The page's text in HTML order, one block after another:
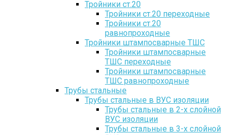
Тройники ст.20
Тройники ст.20 переходные
Тройники ст.20
равнопроходные
Тройники штампосварные ТШС
Тройники штампосварные
ТШС переходные
Тройники штампосварные
ТШС равнопроходные
Трубы стальные
Трубы стальные в ВУС изоляции
Трубы стальные в 2-х слойной
ВУС изоляции
Трубы стальные в 3-х слойной